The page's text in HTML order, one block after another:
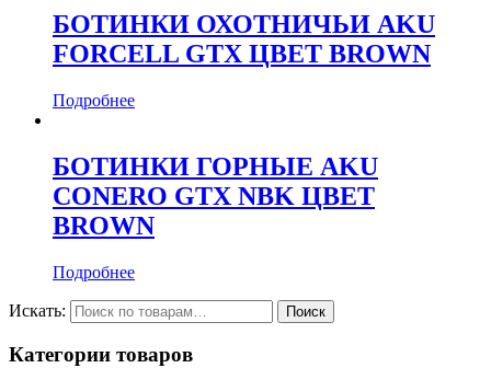
БОТИНКИ ОХОТНИЧЬИ AKU
FORCELL GTX ЦВЕТ BROWN
Подробнее
БОТИНКИ ГОРНЫЕ AKU
CONERO GTX NBK ЦВЕТ
BROWN
Подробнее
Искать:
Категории товаров